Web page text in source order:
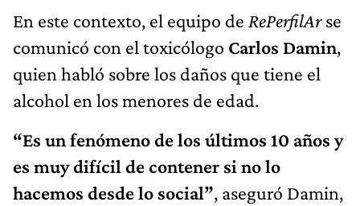
En este contexto, el equipo de RePerfilArse
comunicó con el toxicólogo Carlos Damin,
quien habló sobre los daños que tiene el
alcohol en los menores de edad.
“Es un fenómeno de los últimos 10 años y
es muy difícil de contener si no lo
hacemos desde lo social”, aseguró Damin,